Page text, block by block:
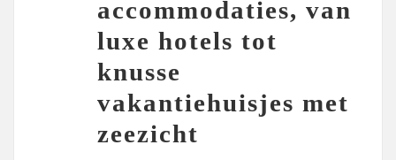
accommodaties, van
luxe hotels tot
knusse
vakantiehuisjes met
zeezicht